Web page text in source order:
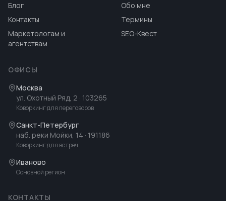
Блог
Обо мне
Контакты
Термины
Маркетологам и
агентствам
SEO-Квест
ОФИСЫ
Москва
ул. Охотный Ряд, 2 · 103265
Коворкинг для переговоров
Санкт-Петербург
наб. реки Мойки, 14 · 191186
Коворкинг для встреч
Иваново
Основной регион
КОНТАКТЫ